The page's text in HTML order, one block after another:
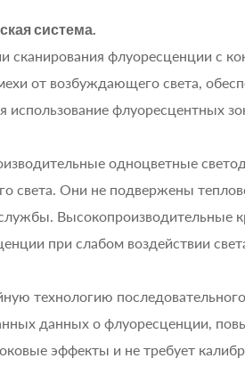
система.
сканирования флуоресценции с
от возбуждающего света,
флуоресцентных
одноцветные
света. Они не подвержены
Высокопроизводительные
при слабом воздействии
технологию
данных о флуоресценции,
эффекты и не требует